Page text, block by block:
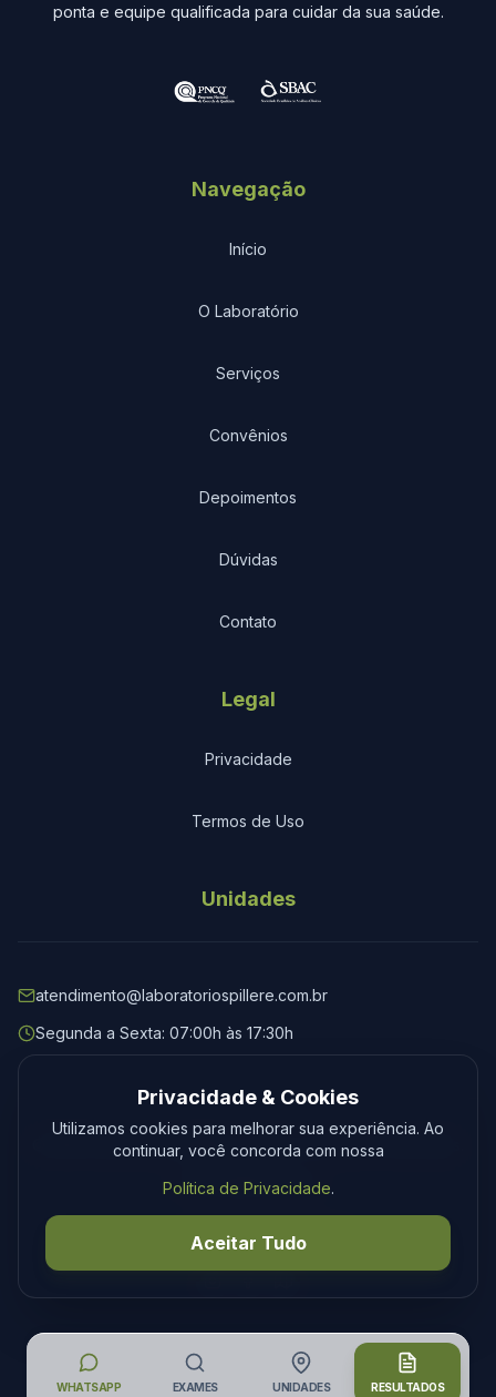
ponta e equipe qualificada para cuidar da sua saúde.
Navegação
Início
O Laboratório
Serviços
Convênios
Depoimentos
Dúvidas
Contato
Legal
Privacidade
Termos de Uso
Unidades
atendimento@laboratoriospillere.com.br
Segunda a Sexta: 07:00h às 17:30h
© 2026 Laboratório Spillere. Todos os direitos reservados.
PrivacidadeTermos
DesenvolvimentoTecmedia
Privacidade & Cookies
Utilizamos cookies para melhorar sua experiência. Ao
continuar, você concorda com nossa
Política de Privacidade.
Aceitar Tudo
WHATSAPP EXAMES UNIDADES RESULTADOS